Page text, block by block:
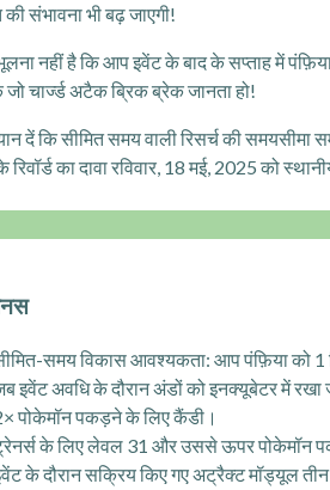
संभावना भी बढ़ जाएगी!
नहीं है कि आप इवेंट के बाद के सप्ताह में
चार्ज्ड अटैक ब्रिक ब्रेक जानता हो!
दें कि सीमित समय वाली रिसर्च की समयसीमा
का दावा रविवार, 18 मई, 2025 को
समय विकास आवश्यकता: आप पंफ़िया को 1
इवेंट अवधि के दौरान अंडों को इनक्यूबेटर में रखा
पोकेमॉन पकड़ने के लिए कैंडी।
के लिए लेवल 31 और उससे ऊपर पोकेमॉन
के दौरान सक्रिय किए गए अट्रैक्ट मॉड्यूल